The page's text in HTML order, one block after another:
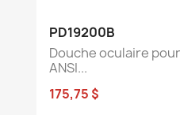
PD19200B
Douche oculaire
ANSI...
175,75 $